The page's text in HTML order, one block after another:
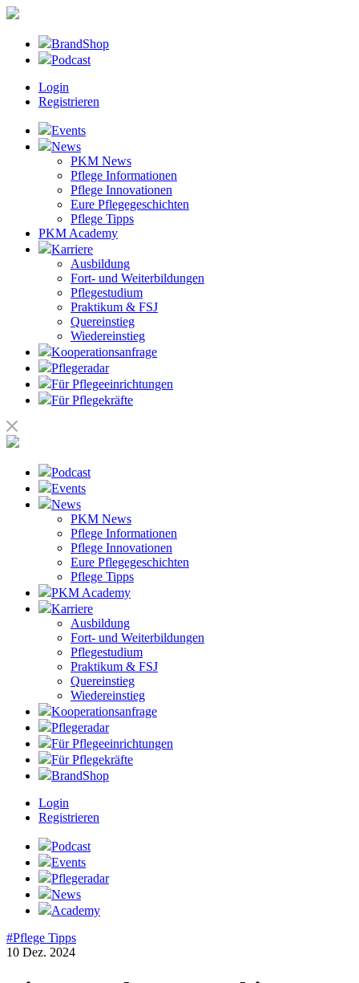
BrandShop
Podcast
Login
Registrieren
Events
News
PKM News
Pflege Informationen
Pflege Innovationen
Eure Pflegegeschichten
Pflege Tipps
PKM Academy
Karriere
Ausbildung
Fort- und Weiterbildungen
Pflegestudium
Praktikum & FSJ
Quereinstieg
Wiedereinstieg
Kooperationsanfrage
Pflegeradar
Für Pflegeeinrichtungen
Für Pflegekräfte
Podcast
Events
News
PKM News
Pflege Informationen
Pflege Innovationen
Eure Pflegegeschichten
Pflege Tipps
PKM Academy
Karriere
Ausbildung
Fort- und Weiterbildungen
Pflegestudium
Praktikum & FSJ
Quereinstieg
Wiedereinstieg
Kooperationsanfrage
Pflegeradar
Für Pflegeeinrichtungen
Für Pflegekräfte
BrandShop
Login
Registrieren
Podcast
Events
Pflegeradar
News
Academy
#Pflege Tipps
10 Dez. 2024